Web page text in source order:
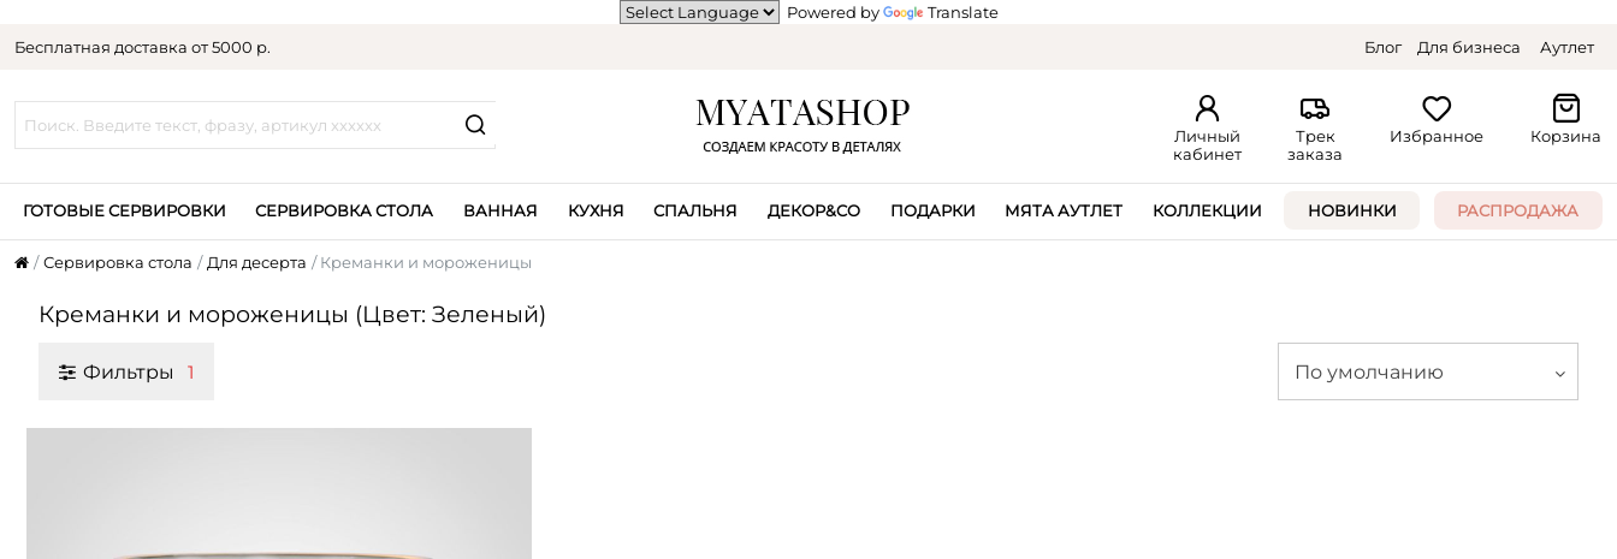
Powered by
Translate
Бесплатная доставка от 5000 р.
Блог Для бизнеса Аутлет
Личный
кабинет
Трек
заказа
Избранное Корзина
ГОТОВЫЕ СЕРВИРОВКИ СЕРВИРОВКА СТОЛА ВАННАЯ КУХНЯ СПАЛЬНЯ ДЕКОР&CO ПОДАРКИ МЯТА АУТЛЕТ КОЛЛЕКЦИИ НОВИНКИ РАСПРОДАЖА
Сервировка стола Для десерта Креманки и мороженицы
Креманки и мороженицы (Цвет: Зеленый)
Фильтры 1 По умолчанию